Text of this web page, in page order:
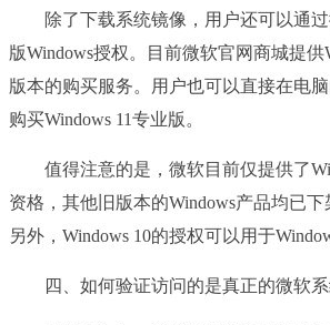
除了下载系统镜像，用户还可以通
版Windows授权。目前微软官网商城提供
版本的购买服务。用户也可以直接在电脑
购买Windows 11专业版。
值得注意的是，微软目前仅提供了
资格，其他旧版本的Windows产品均已下
另外，Windows 10的授权可以用于
四、如何验证访问的是真正的微软